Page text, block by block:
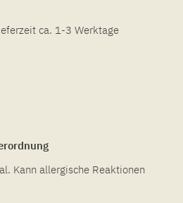
ca. 1-3 Werktage
Kann allergische Reaktionen